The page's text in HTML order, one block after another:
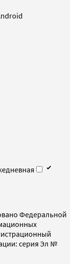
Федеральной
серия Эл №